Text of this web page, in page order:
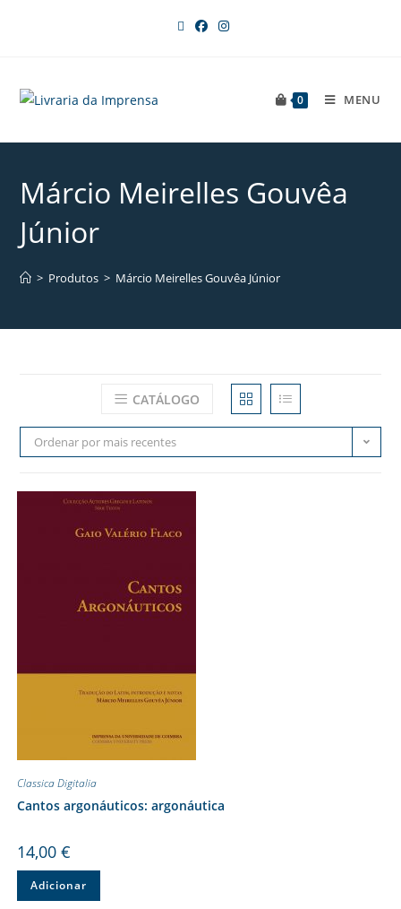
0 MENU
Márcio Meirelles Gouvêa
Júnior
> Produtos > Márcio Meirelles Gouvêa Júnior
CATÁLOGO
Ordenar por mais recentes
Classica Digitalia
Cantos argonáuticos: argonáutica
14,00 €
Adicionar